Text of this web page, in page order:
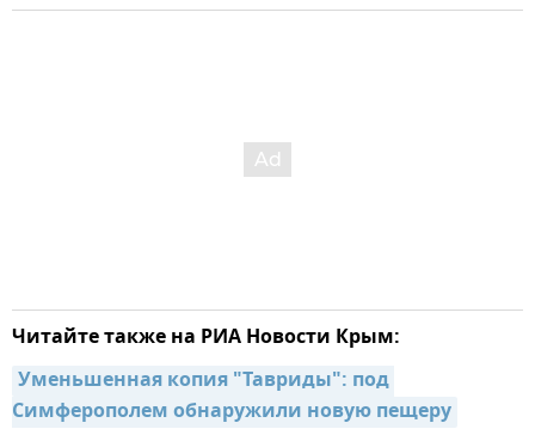
Читайте также на РИА Новости Крым:
Уменьшенная копия "Тавриды": под
Симферополем обнаружили новую пещеру